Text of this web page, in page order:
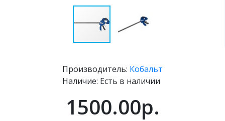
Производитель: Кобальт
Наличие: Есть в наличии
1500.00р.